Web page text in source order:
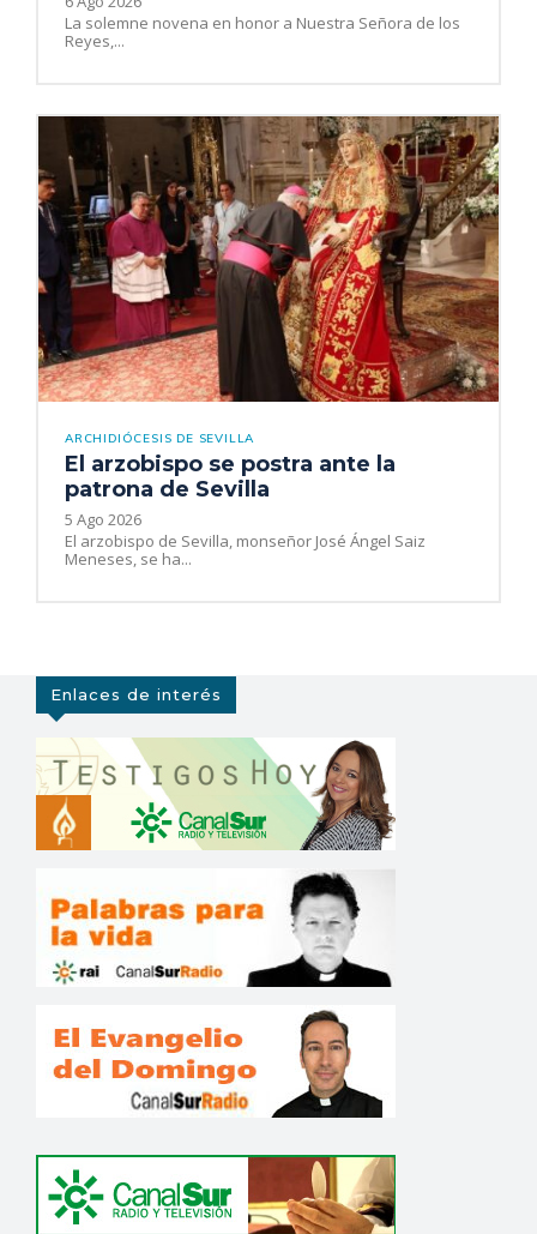
La solemne novena en honor a Nuestra Señora de los
Reyes,...
ARCHIDIÓCESIS DE SEVILLA
El arzobispo se postra ante la
patrona de Sevilla
5 Ago 2026
El arzobispo de Sevilla, monseñor José Ángel Saiz
Meneses, se ha...
Enlaces de interés